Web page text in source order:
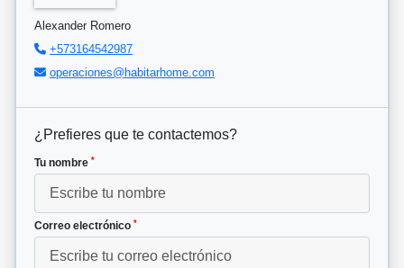
Alexander Romero
+573164542987
operaciones@habitarhome.com
¿Prefieres que te contactemos?
Tu nombre *
Correo electrónico *